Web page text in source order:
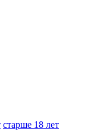
старше 18 лет